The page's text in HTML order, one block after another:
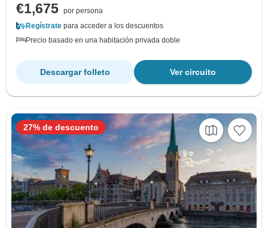
€1,675 por persona
Regístrate para acceder a los descuentos
Precio basado en una habitación privada doble
Ver circuito
Descargar folleto
27% de descuento